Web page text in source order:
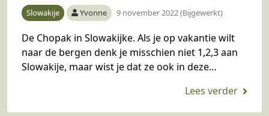
Slowakije Yvonne 9 november 2022 (Bijgewerkt)
De Chopak in Slowakijke. Als je op vakantie wilt
naar de bergen denk je misschien niet 1,2,3 aan
Slowakije, maar wist je dat ze ook in deze